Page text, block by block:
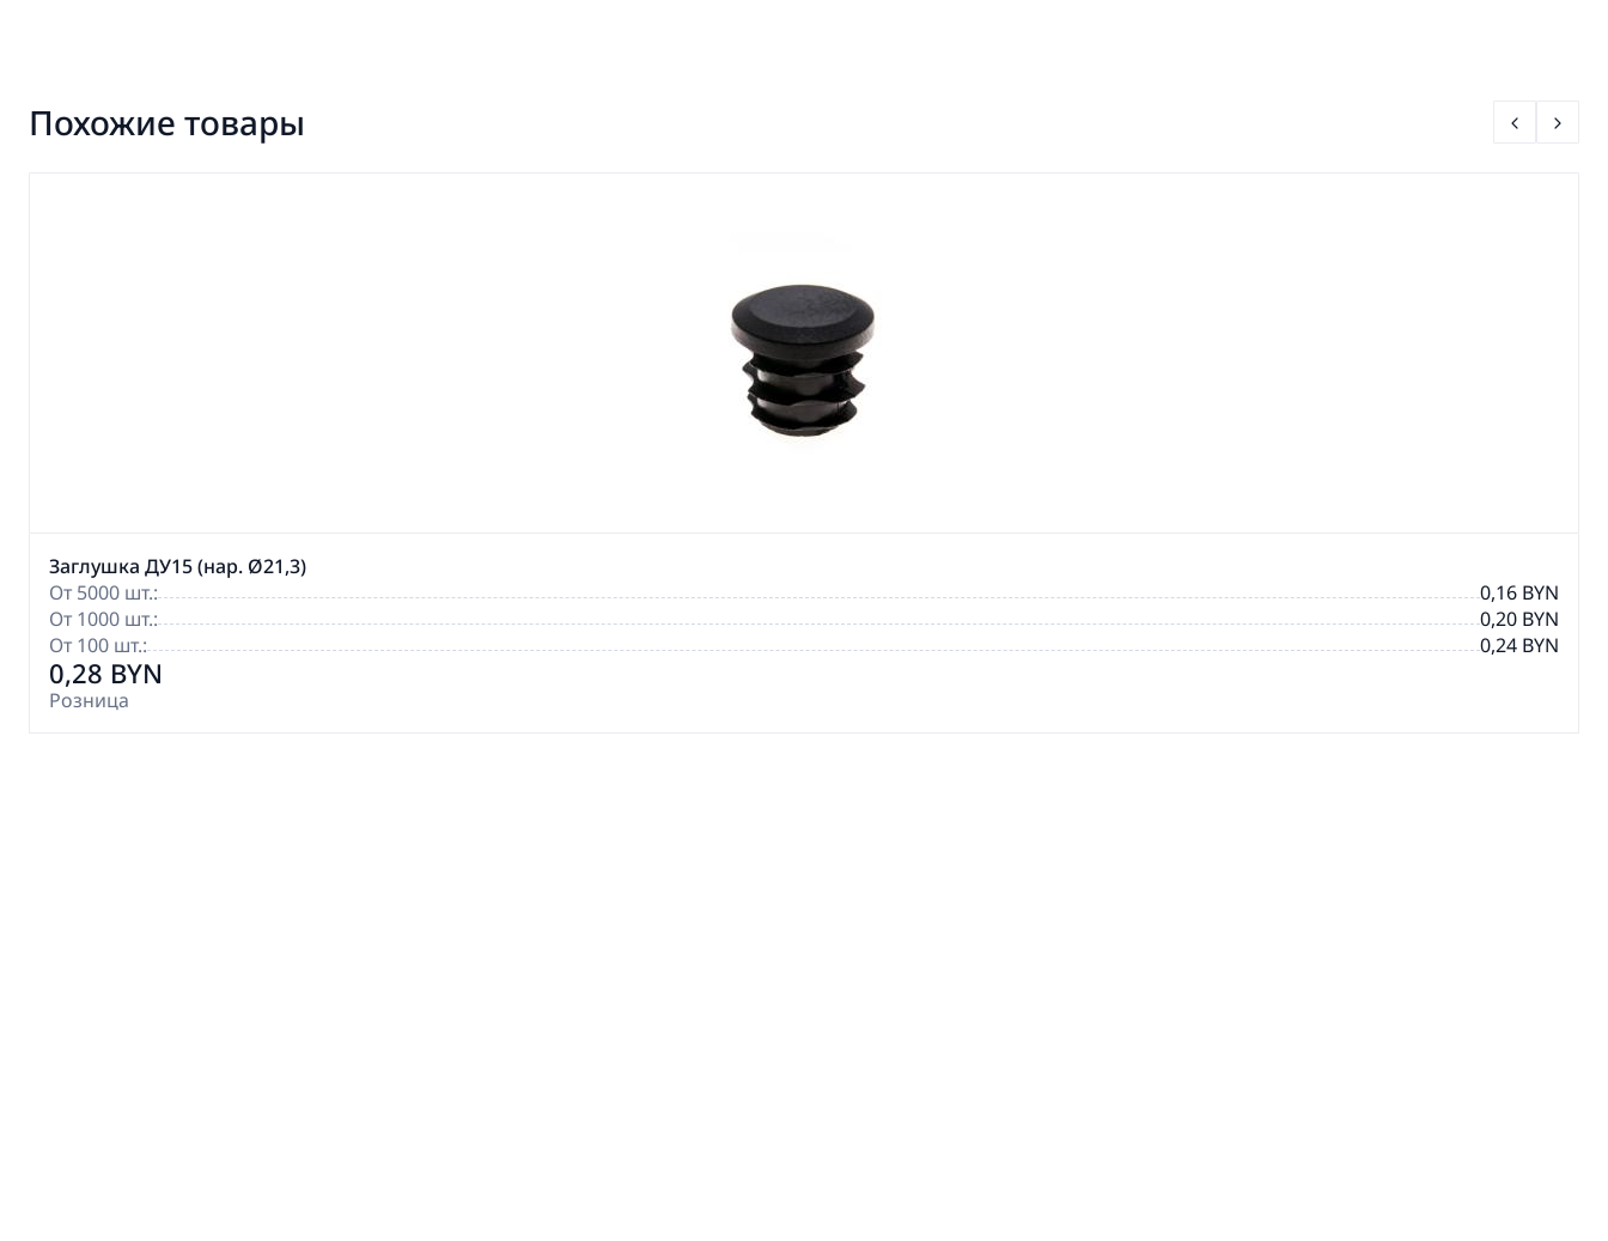
Похожие товары
Заглушка ДУ15 (нар. Ø21,3)
От 5000 шт.:
0,16 BYN
От 1000 шт.:
0,20 BYN
От 100 шт.:
0,24 BYN
0,28 BYN
Розница